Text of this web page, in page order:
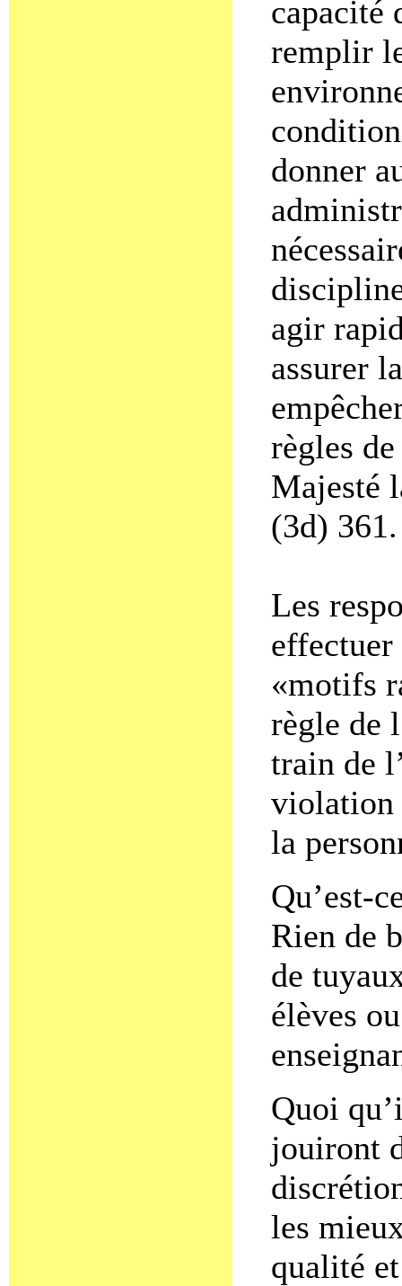
capacité
remplir
donner
agir
assurer
règles
Majesté
(3d) 361.
Les
«motifs
règle de
train de
violation
la
Qu’est-
Rien de
de
élèves
Quoi
jouiront
les
qualité